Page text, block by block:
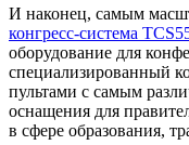
И наконец, самым
конгресс-система
оборудование для
специализированный
пультами с самым
оснащения для
в сфере образования,